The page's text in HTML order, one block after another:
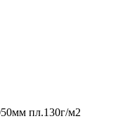
пл.130г/м2